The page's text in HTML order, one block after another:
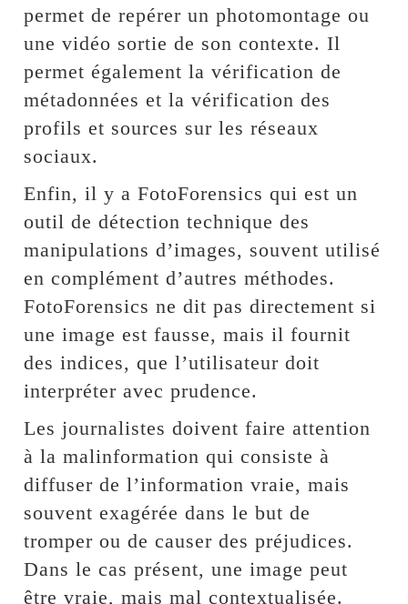
permet de repérer un photomontage ou
une vidéo sortie de son contexte. Il
permet également la vérification de
métadonnées et la vérification des
profils et sources sur les réseaux
sociaux.
Enfin, il y a FotoForensics qui est un
outil de détection technique des
manipulations d’images, souvent utilisé
en complément d’autres méthodes.
FotoForensics ne dit pas directement si
une image est fausse, mais il fournit
des indices, que l’utilisateur doit
interpréter avec prudence.
Les journalistes doivent faire attention
à la malinformation qui consiste à
diffuser de l’information vraie, mais
souvent exagérée dans le but de
tromper ou de causer des préjudices.
Dans le cas présent, une image peut
être vraie, mais mal contextualisée.